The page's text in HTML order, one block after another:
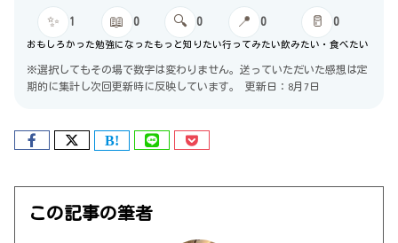
✨ 1
おもしろかった
📖 0
勉強になった
🔍 0
もっと知りたい
📍 0
行ってみたい
🥛 0
飲みたい・食べたい
※選択してもその場で数字は変わりません。送っていただいた感想は定
期的に集計し次回更新時に反映しています。
更新日：8月7日
この記事の筆者